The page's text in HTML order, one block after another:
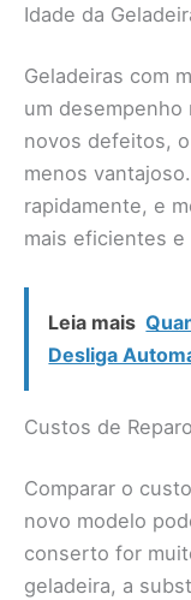
Idade da
Geladeiras com
um desempenho
novos defeitos,
menos
rapidamente, e
mais eficientes
Leia mais
Desliga
Custos de Reparo
Comparar o
novo modelo
conserto for
geladeira, a